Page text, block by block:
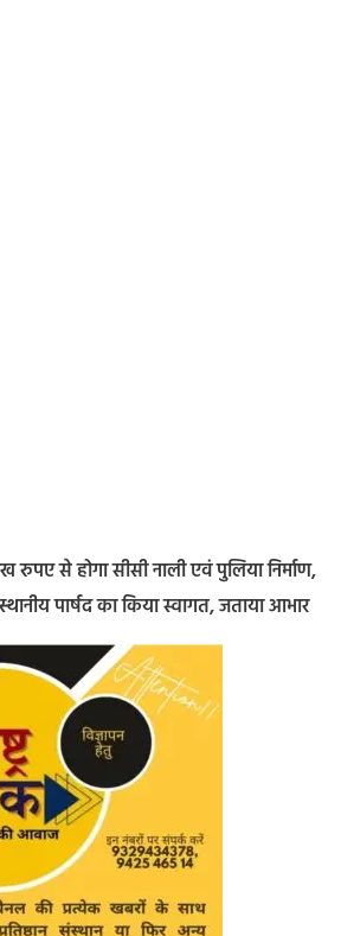
रुपए से होगा सीसी नाली एवं पुलिया निर्माण,
पार्षद का किया स्वागत, जताया आभार